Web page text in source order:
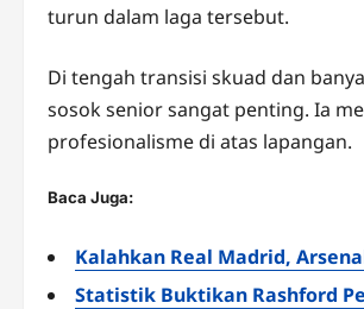
turun dalam laga tersebut.
Di tengah transisi skuad dan
sosok senior sangat penting. Ia
profesionalisme di atas lapangan.
Baca Juga:
Kalahkan Real Madrid,
Statistik Buktikan Rashford